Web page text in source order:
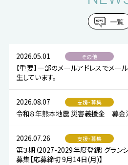
一覧
2026.05.01 その他
【重要】一部のメールアドレスでメ
生しています。
2026.08.07 支援・募集
令和８年熊本地震 災害義援金 募金
2026.07.26 支援・募集
第３期（2027-2029年度登録）グラン
募集【応募締切 9月14日(月)】